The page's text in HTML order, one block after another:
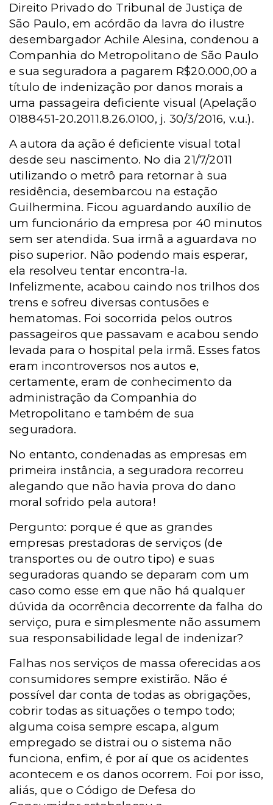
Direito Privado do Tribunal de Justiça de
São Paulo, em acórdão da lavra do ilustre
desembargador Achile Alesina, condenou a
Companhia do Metropolitano de São Paulo
e sua seguradora a pagarem R$20.000,00 a
título de indenização por danos morais a
uma passageira deficiente visual (Apelação
0188451-20.2011.8.26.0100, j. 30/3/2016, v.u.).
A autora da ação é deficiente visual total
desde seu nascimento. No dia 21/7/2011
utilizando o metrô para retornar à sua
residência, desembarcou na estação
Guilhermina. Ficou aguardando auxílio de
um funcionário da empresa por 40 minutos
sem ser atendida. Sua irmã a aguardava no
piso superior. Não podendo mais esperar,
ela resolveu tentar encontra-la.
Infelizmente, acabou caindo nos trilhos dos
trens e sofreu diversas contusões e
hematomas. Foi socorrida pelos outros
passageiros que passavam e acabou sendo
levada para o hospital pela irmã. Esses fatos
eram incontroversos nos autos e,
certamente, eram de conhecimento da
administração da Companhia do
Metropolitano e também de sua
seguradora.
No entanto, condenadas as empresas em
primeira instância, a seguradora recorreu
alegando que não havia prova do dano
moral sofrido pela autora!
Pergunto: porque é que as grandes
empresas prestadoras de serviços (de
transportes ou de outro tipo) e suas
seguradoras quando se deparam com um
caso como esse em que não há qualquer
dúvida da ocorrência decorrente da falha do
serviço, pura e simplesmente não assumem
sua responsabilidade legal de indenizar?
Falhas nos serviços de massa oferecidas aos
consumidores sempre existirão. Não é
possível dar conta de todas as obrigações,
cobrir todas as situações o tempo todo;
alguma coisa sempre escapa, algum
empregado se distrai ou o sistema não
funciona, enfim, é por aí que os acidentes
acontecem e os danos ocorrem. Foi por isso,
aliás,que o Código de Defesa do